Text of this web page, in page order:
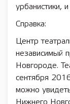
урбанистики,
Справка:
Центр
независимый
Новгороде.
сентября
можно
Нижнего